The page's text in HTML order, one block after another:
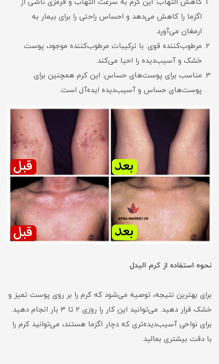
کاهش التهاب: این کرم به سرعت التهاب و قرمزی ناشی از
اگزما را کاهش می‌دهد و احساس راحتی را برای بیمار به
ارمغان می‌آورد.
مرطوب‌کننده قوی: با ترکیبات مرطوب‌کننده موجود، پوست
خشک و آسیب‌دیده را احیا می‌کند.
مناسب برای پوست‌های حساس: این کرم همچنین برای
پوست‌های حساس و آسیب‌دیده ایده‌آل است.
نحوه استفاده از کرم الیدل
برای بهترین نتیجه، توصیه می‌شود که کرم را بر روی پوست تمیز و
خشک قرار دهید. می‌توانید این کار را روزی ۲ تا ۳ بار انجام دهید.
برای نواحی آسیب‌دیده‌تری که دچار اگزما هستند، می‌توانید کرم را
با دقت بیشتری بمالید.